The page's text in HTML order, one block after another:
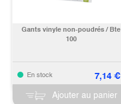
Gants vinyle non-poudrés / Bte
100
En stock 7,14€
Ajouter au panier